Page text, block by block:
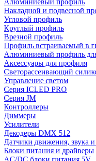
Алюминиевый профиль
Накладной и подвесной
Угловой профиль
Круглый профиль
Врезной профиль
Профиль встраиваемый в
Алюминиевый профиль
Аксессуары для профиля
Светорассеивающий
Управление светом
Серия ICLED PRO
Серия JM
Контроллеры
Диммеры
Усилители
Декодеры DMX 512
Датчики движения, звука и
Блоки питания и драйверы
AC/DC блоки питания 5V